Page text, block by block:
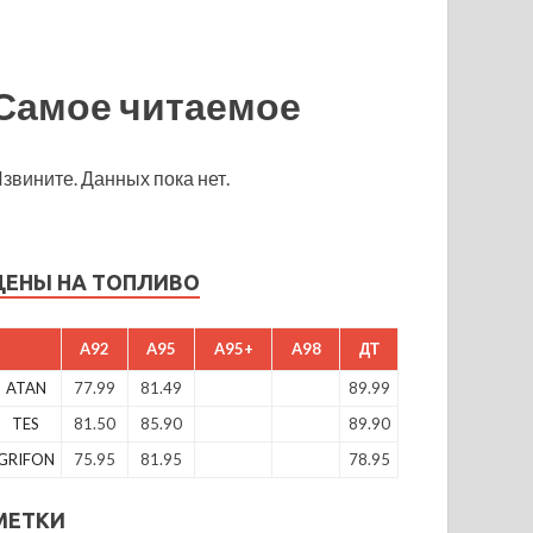
читаемое
Данных пока нет.
НА ТОПЛИВО
A92 A95 A95+ A98 ДТ
ATAN 77.99 81.49
89.99
TES
81.50 85.90
89.90
75.95 81.95 78.95